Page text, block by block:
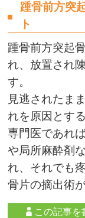
踵骨前方突
ト
踵骨前方突起
れ、放置され
す。
見逃されたま
れを原因とす
専門医であれ
や局所麻酔剤
れ、それでも
骨片の摘出術
この記事を